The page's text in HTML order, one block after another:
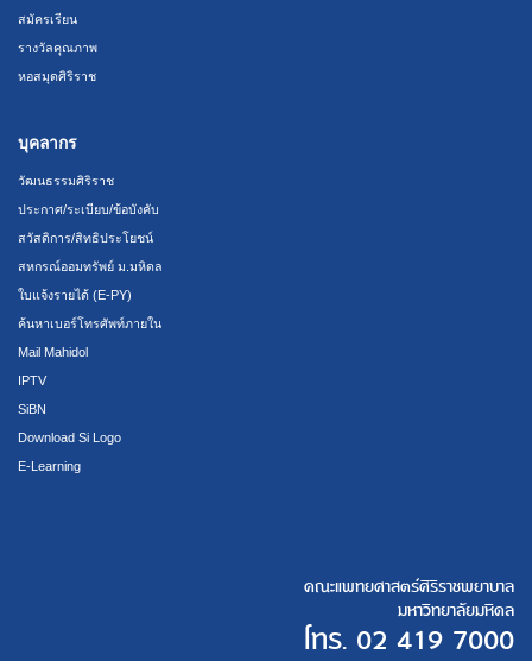
สมัครเรียน
รางวัลคุณภาพ
หอสมุดศิริราช
บุคลากร
วัฒนธรรมศิริราช
ประกาศ/ระเบียบ/ข้อบังคับ
สวัสดิการ/สิทธิประโยชน์
สหกรณ์ออมทรัพย์ ม.มหิดล
ใบแจ้งรายได้ (E-PY)
ค้นหาเบอร์โทรศัพท์ภายใน
Mail Mahidol
IPTV
SiBN
Download Si Logo
E-Learning
คณะแพทยศาสตร์ศิริราชพยาบาล
มหาวิทยาลัยมหิดล
โทร. 02 419 7000